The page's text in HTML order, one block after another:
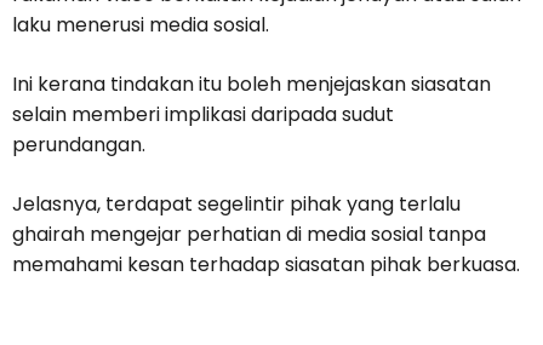
laku menerusi media sosial.
Ini kerana tindakan itu boleh menjejaskan siasatan
selain memberi implikasi daripada sudut
perundangan.
Jelasnya, terdapat segelintir pihak yang terlalu
ghairah mengejar perhatian di media sosial tanpa
memahami kesan terhadap siasatan pihak berkuasa.